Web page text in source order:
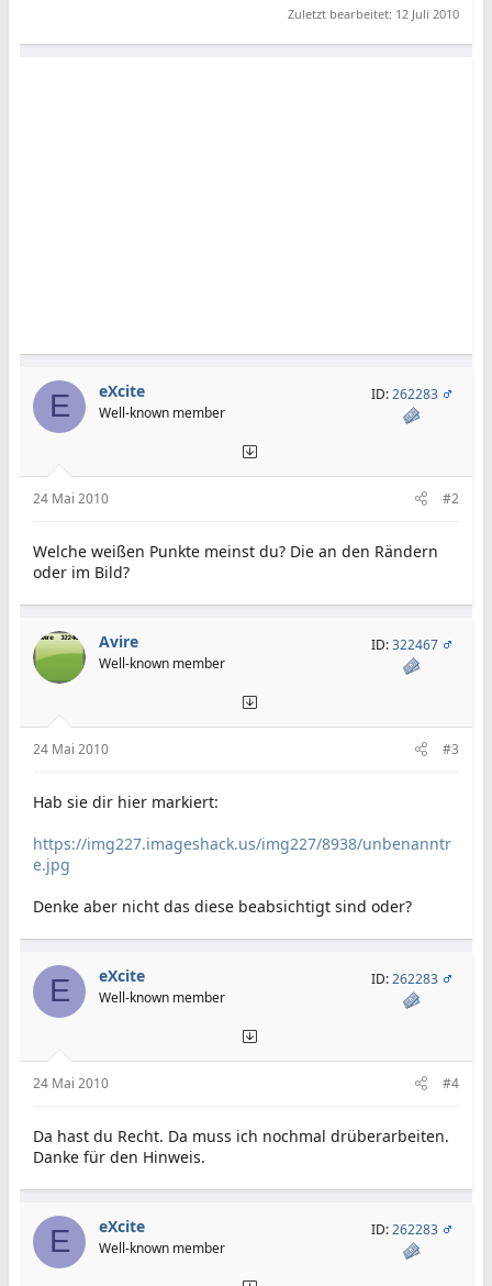
Zuletzt bearbeitet: 12 Juli 2010
E eXcite
Well-known member
ID:262283
24 Mai 2010 #2
Welche weißen Punkte meinst du? Die an den Rändern
oder im Bild?
Avire
Well-known member
ID:322467
24 Mai 2010 #3
Hab sie dir hier markiert:
https://img227.imageshack.us/img227/8938/unbenanntr
e.jpg
Denke aber nicht das diese beabsichtigt sind oder?
E eXcite
Well-known member
ID:262283
24 Mai 2010 #4
Da hast du Recht. Da muss ich nochmal drüberarbeiten.
Danke für den Hinweis.
E eXcite
Well-known member
ID:262283